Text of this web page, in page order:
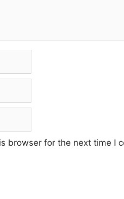
browser for the next time I